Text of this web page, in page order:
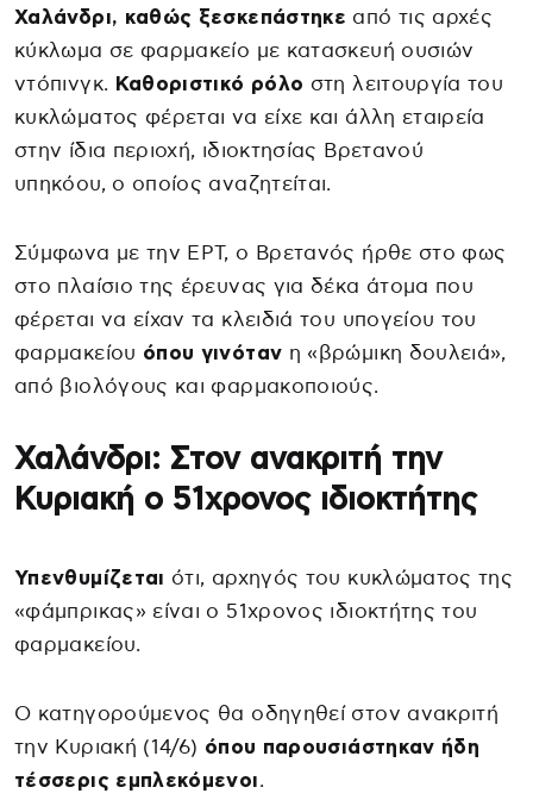
Χαλάνδρι, καθώς ξεσκεπάστηκε από τις αρχές
κύκλωμα σε φαρμακείο με κατασκευή ουσιών
ντόπινγκ. Καθοριστικό ρόλο στη λειτουργία του
κυκλώματος φέρεται να είχε και άλλη εταιρεία
στην ίδια περιοχή, ιδιοκτησίας Βρετανού
υπηκόου, ο οποίος αναζητείται.
Σύμφωνα με την ΕΡΤ, ο Βρετανός ήρθε στο φως
στο πλαίσιο της έρευνας για δέκα άτομα που
φέρεται να είχαν τα κλειδιά του υπογείου του
φαρμακείου όπου γινόταν η «βρώμικη δουλειά»,
από βιολόγους και φαρμακοποιούς.
Χαλάνδρι: Στον ανακριτή την
Κυριακή ο 51χρονος ιδιοκτήτης
Υπενθυμίζεται ότι, αρχηγός του κυκλώματος της
«φάμπρικας» είναι ο 51χρονος ιδιοκτήτης του
φαρμακείου.
Ο κατηγορούμενος θα οδηγηθεί στον ανακριτή
την Κυριακή (14/6) όπου παρουσιάστηκαν ήδη
τέσσερις εμπλεκόμενοι.